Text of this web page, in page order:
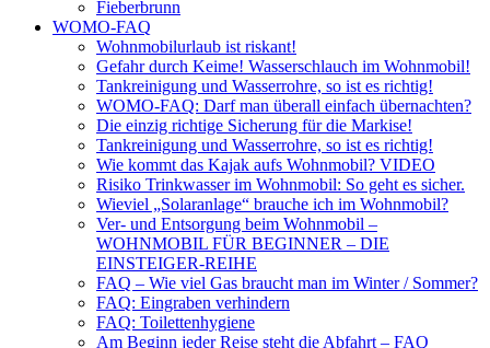
Fieberbrunn
WOMO-FAQ
Wohnmobilurlaub ist riskant!
Gefahr durch Keime! Wasserschlauch im Wohnmobil!
Tankreinigung und Wasserrohre, so ist es richtig!
WOMO-FAQ: Darf man überall einfach übernachten?
Die einzig richtige Sicherung für die Markise!
Tankreinigung und Wasserrohre, so ist es richtig!
Wie kommt das Kajak aufs Wohnmobil? VIDEO
Risiko Trinkwasser im Wohnmobil: So geht es sicher.
Wieviel „Solaranlage“ brauche ich im Wohnmobil?
Ver- und Entsorgung beim Wohnmobil –
WOHNMOBIL FÜR BEGINNER – DIE
EINSTEIGER-REIHE
FAQ – Wie viel Gas braucht man im Winter / Sommer?
FAQ: Eingraben verhindern
FAQ: Toilettenhygiene
Am Beginn jeder Reise steht die Abfahrt – FAQ